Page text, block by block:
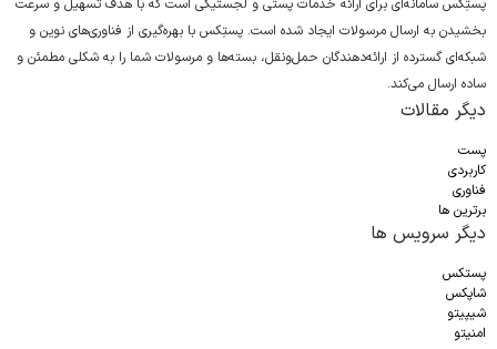
پستِکس سامانه‌ای برای ارائه خدمات پستی و لجستیکی است که با هدف تسهیل و سرعت
بخشیدن به ارسال مرسولات ایجاد شده است. پستِکس با بهره‌گیری از فناوری‌های نوین و
شبکه‌ای گسترده از ارائه‌دهندگان حمل‌ونقل، بسته‌ها و مرسولات شما را به شکلی مطمئن و
ساده ارسال می‌کند.
دیگر مقالات
پست
کاربردی
فناوری
برترین ها
دیگر سرویس ها
پستکس
شاپکس
شیپیتو
امنیتو